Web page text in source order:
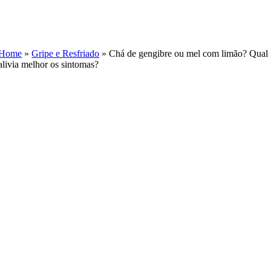
»Gripe e Resfriado »Chá de gengibre ou mel com limão? Qual
melhor os sintomas?